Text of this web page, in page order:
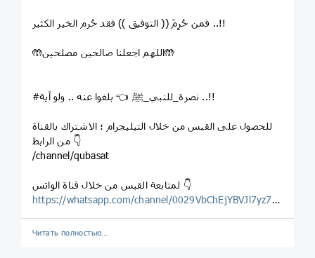
فمن حُرِمَ (( التوفيق )) فقد حُرم الخير الكثير ..!!
🤲اللهم اجعلنا صالحين مصلحين🤲
#نصرة_للنبي_ﷺ 👈 بلغوا عنه .. ولو آية ..!!
للحصول على القبس من خلال التيليجرام ؛ الاشتراك بالقناة
من الرابط 👇
/channel/qubasat
لمتابعة القبس من خلال قناة الواتس 👇
https://whatsapp.com/channel/0029VbChEjYBVJl7yz7Wg123
Читать полностью…